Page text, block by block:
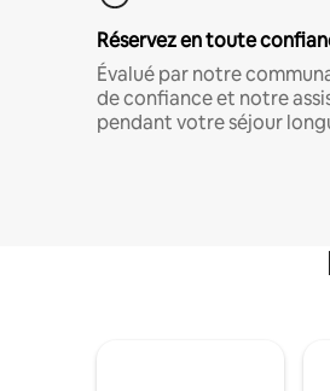
Réservez en toute
Évalué par notre
de confiance et notre
pendant votre séjour